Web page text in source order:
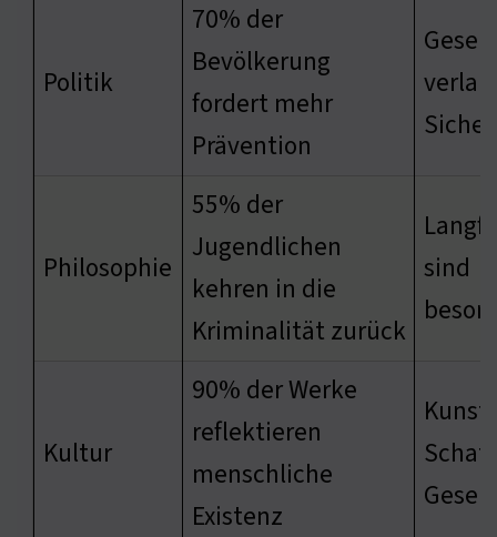
Politik
70% der
Bevölkerung
fordert mehr
Prävention
Philosophie
55% der
Jugendlichen
kehren in die
Kriminalität zurück
sind
Kultur
90% der Werke
reflektieren
menschliche
Existenz